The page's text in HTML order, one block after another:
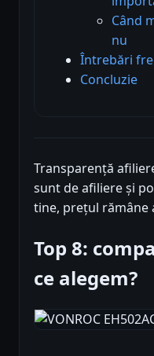
Când
nu
Întrebări
Concluzie
Transparență
sunt de afiliere și
tine, prețul rămâne
Top 8:
ce alegem?